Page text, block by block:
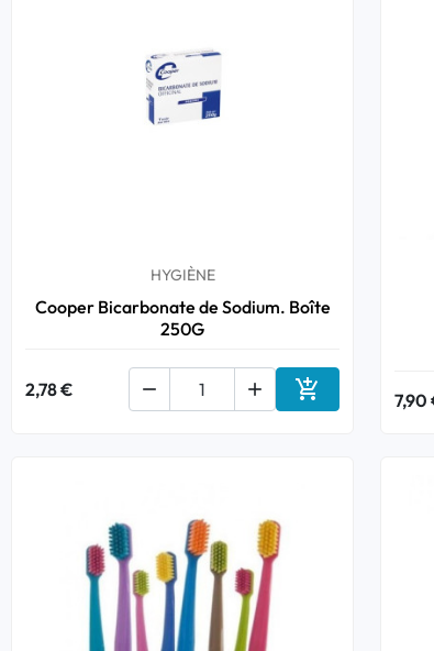
panier
HYGIÈNE
Cooper Bicarbonate de Sodium. Boîte
250G
2,78 €   Ajouter au 7,90